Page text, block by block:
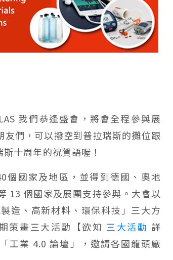
我們恭逢盛會，將會全程參與展
們，可以撥空到普拉瑞斯的攤位跟
十周年的祝賀語喔！
個國家及地區，並得到德國、奧地
13 個國家及展團支持參與。大會以
造、高新材料、環保科技」三大方
策畫三大活動【欲知 三大活動 詳
工業 4.0 論壇」，邀請各國龍頭廠